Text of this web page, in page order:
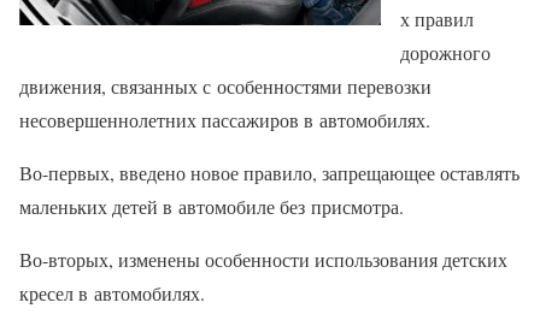
х правил
дорожного
движения, связанных с особенностями перевозки
несовершеннолетних пассажиров в автомобилях.
Во-первых, введено новое правило, запрещающее оставлять
маленьких детей в автомобиле без присмотра.
Во-вторых, изменены особенности использования детских
кресел в автомобилях.